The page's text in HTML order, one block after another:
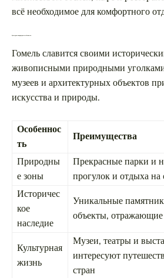
всё необходимое для комфортного
Культурные и природные особенности
Гомель славится своими
живописными природными
музеев и архитектурных объектов
искусства и природы.
Особеннос
ть
Преимущества
Природны
е зоны
Прекрасные парки и
прогулок и отдыха на
Историчес
кое
наследие
Уникальные
объекты,
Культурная
жизнь
Музеи, театры и
интересуют
стран